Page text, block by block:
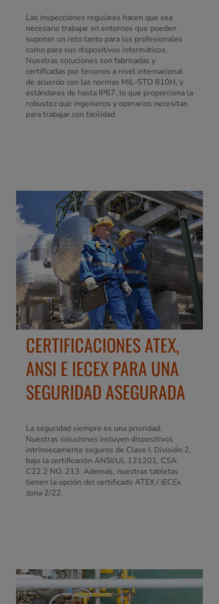
Las inspecciones regulares hacen que sea
necesario trabajar en entornos que pueden
suponer un reto tanto para los profesionales
como para sus dispositivos informáticos.
Nuestras soluciones son fabricadas y
certificadas por terceros a nivel internacional
de acuerdo con las normas MIL-STD 810H, y
estándares de hasta IP67, lo que proporciona la
robustez que ingenieros y operarios necesitan
para trabajar con facilidad.
CERTIFICACIONES ATEX,
ANSI E IECEX PARA UNA
SEGURIDAD ASEGURADA
La seguridad siempre es una prioridad.
Nuestras soluciones incluyen dispositivos
intrínsecamente seguros de Clase I, División 2,
bajo la certificación ANSI/UL 121201, CSA
C22.2 NO. 213. Además, nuestras tabletas
tienen la opción del certificado ATEX / IECEx
zona 2/22.